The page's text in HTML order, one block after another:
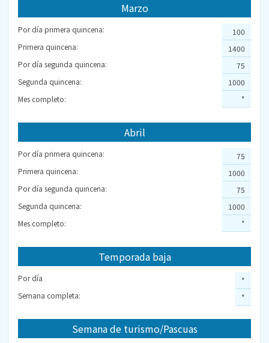
Marzo
Por día primera quincena:
Primera quincena:
Por día segunda quincena:
Segunda quincena:
Mes completo:
100
1400
75
1000
*
Abril
Por día primera quincena:
Primera quincena:
Por día segunda quincena:
Segunda quincena:
Mes completo:
75
1000
75
1000
*
Temporada baja
Por día
Semana completa:
*
*
Semana de turismo/Pascuas